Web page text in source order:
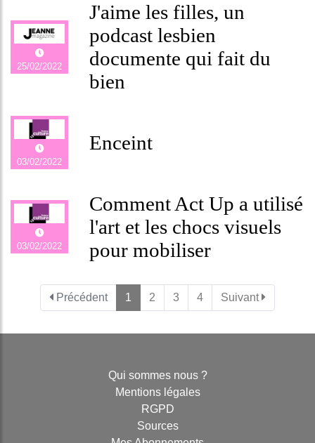
25/02/2022
J'aime les filles, un
podcast lesbien
documente qui fait du
bien
03/02/2022
Enceint
03/02/2022
Comment Act Up a utilisé
l'art et les chocs visuels
pour mobiliser
Précédent 1 2 3 4 Suivant
Qui sommes nous ?
Mentions légales
RGPD
Sources